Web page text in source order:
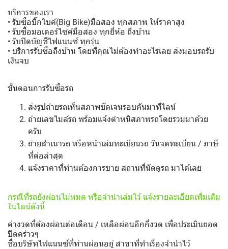
บริการของเรา
• รับซื้อบิ๊กไบค์(Big Bike)มือสอง ทุกสภาพ ให้ราคาสูง
• รับซื้อมอเตอร์ไซค์มือสอง ทุกยี่ห้อ ถึงบ้าน
• รับปิดบัญชีไฟแนนซ์ ทุกรุ่น
• บริการรับซื้อถึงบ้าน โดยที่คุณไม่ต้องทำอะไรเลย ส่งมอบรถรับ
เงินจบ
ขั้นตอนการรับซื้อรถ
ส่งรูปถ่ายรถเห็นสภาพชัดเจนรอบคันมาที่ไลน์
ถ่ายเลขไมล์รถ พร้อมแจ้งตำหนิสภาพรถโดยรวมมาด้วย
ครับ
ถ่ายสำเนารถ หรือหน้าเล่มทะเบียนรถ วันจดทะเบียน / ภาษี
ที่ต่อล่าสุด
แจ้งราคาที่ท่านต้องการขาย สถานที่นัดดูรถ มาได้เลย
กรณีที่รถยังผ่อนไม่หมด หรือจำนำเล่มไว้ แจ้งรายละเอียดเพิ่มเติม
ในไลน์ดังนี้
ค่างวดที่ต้องผ่อนต่อเดือน / เหลือผ่อนอีกกี่งวด เพื่อประเมินยอด
ปิดคร่าวๆ
ชื่อบริษัทไฟแนนซ์ที่ท่านผ่อนอยู่ สาขาที่ทำเรื่องจำนำไว้